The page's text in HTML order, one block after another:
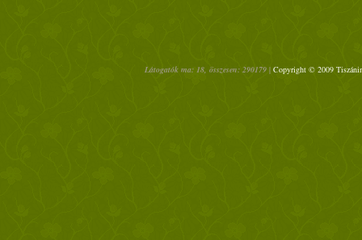
Látogatók ma: 18, összesen: 290179 | Copyright © 2009